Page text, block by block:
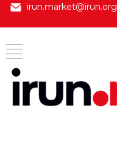
irun.market@irun.org